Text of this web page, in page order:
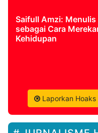
Saifull Amzi: Menulis
sebagai Cara
Kehidupan
Laporkan Hoaks